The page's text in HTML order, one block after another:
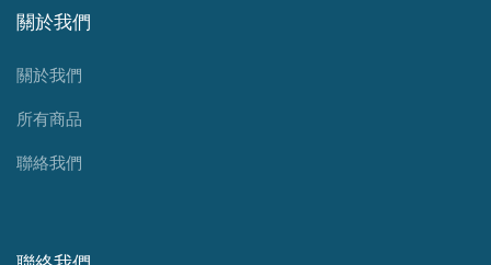
關於我們
關於我們
所有商品
聯絡我們